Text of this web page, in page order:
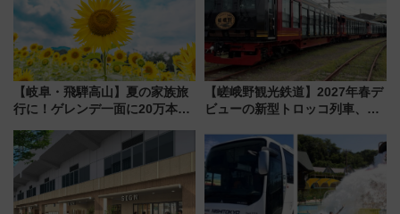
【岐阜・飛騨高山】夏の家族旅
行に！ゲレンデ一面に20万本の
アひまわり園」開園
【嵯峨野観光鉄道】2027年春デ
ビューの新型トロッコ列車、い
は2026年で引退